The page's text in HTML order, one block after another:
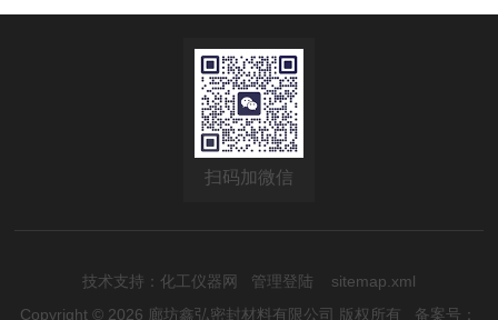
扫码加微信
技术支持： 化工仪器网 管理登陆
sitemap.xml
Copyright © 2026 廊坊鑫弘密封材料有限公司 版权所有 备案号：